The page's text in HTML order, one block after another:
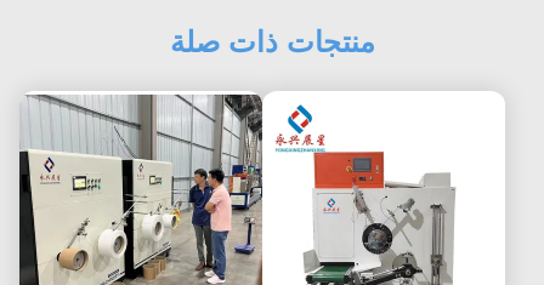
منتجات ذات صلة